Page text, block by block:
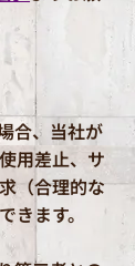
合、当社が
用差止、サ
（合理的な
きます。